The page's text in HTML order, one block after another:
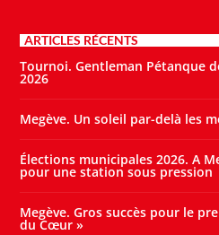
ARTICLES RÉCENTS
Tournoi. Gentleman Pétanque
2026
Megève. Un soleil par-delà les
Élections municipales 2026. A
pour une station sous pression
Megève. Gros succès pour le
du Cœur »